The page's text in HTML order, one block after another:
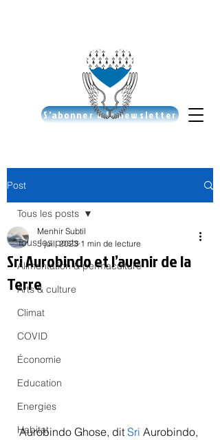
S'abonner à la newsletter
Post
Tous les posts
Alimentation & permaculture
Arts & culture
Climat
COVID
Économie
Education
Energies
Habitat
Tous les posts
Sri Aurobindo et l’avenir de la
Terre
Menhir Subtil
5 juil. 2023 1 min de lecture
Aurobindo Ghose, dit Sri Aurobindo,